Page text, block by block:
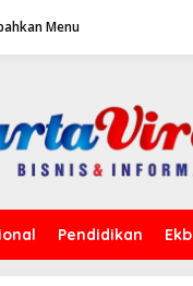
Menu
Pendidikan